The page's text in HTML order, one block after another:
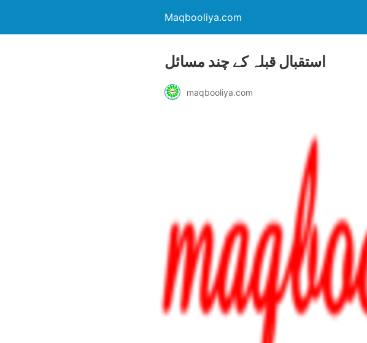
Maqbooliya.com
استقبال قبلہ کے چند مسائل
maqbooliya.com